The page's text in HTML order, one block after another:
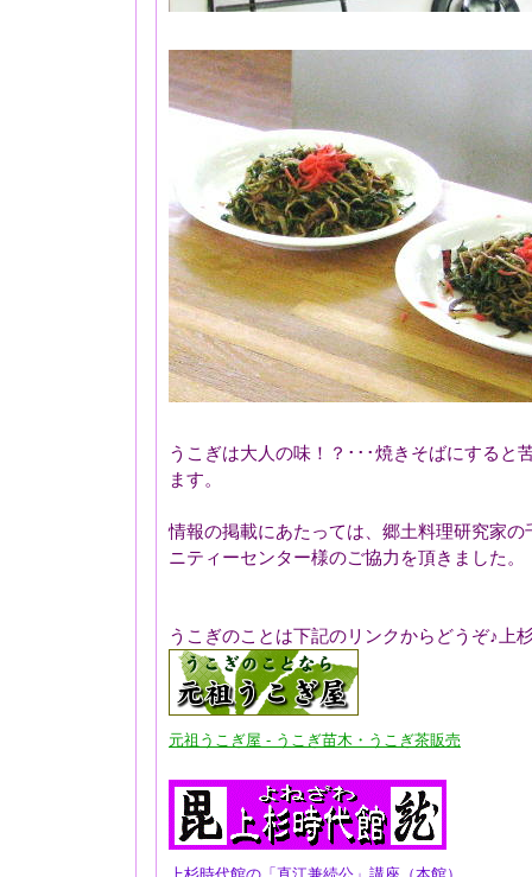
うこぎは大人の味！？･･･焼きそばにすると
ます。
情報の掲載にあたっては、郷土料理研究家
ニティーセンター様のご協力を頂きました。
うこぎのことは下記のリンクからどうぞ♪上
元祖うこぎ屋 - うこぎ苗木・うこぎ茶販売